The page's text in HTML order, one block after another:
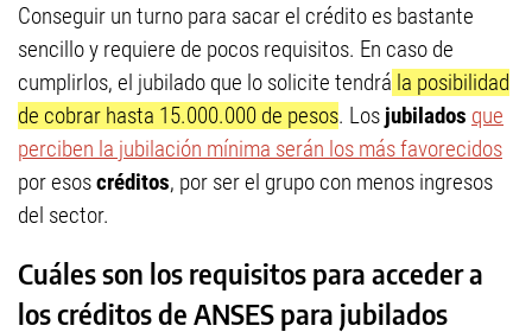
Conseguir un turno para sacar el crédito es bastante
sencillo y requiere de pocos requisitos. En caso de
cumplirlos, el jubilado que lo solicite tendrá la posibilidad
de cobrar hasta 15.000.000 de pesos. Los jubilados que
perciben la jubilación mínima serán los más favorecidos
por esoscréditos, por ser el grupo con menos ingresos
del sector.
Cuáles son los requisitos para acceder a
los créditos de ANSES para jubilados